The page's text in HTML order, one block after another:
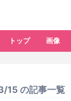
トップ 画像
15 の記事一覧